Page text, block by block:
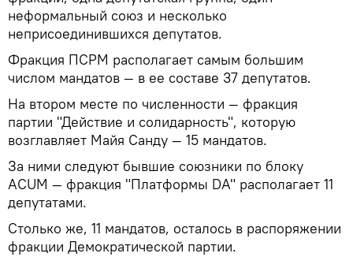
неформальный союз и несколько
неприсоединившихся депутатов.
Фракция ПСРМ располагает самым большим
числом мандатов — в ее составе 37 депутатов.
На втором месте по численности — фракция
партии "Действие и солидарность", которую
возглавляет Майя Санду — 15 мандатов.
За ними следуют бывшие союзники по блоку
ACUM — фракция "Платформы DA" располагает 11
депутатами.
Столько же, 11 мандатов, осталось в распоряжении
фракции Демократической партии.